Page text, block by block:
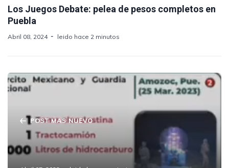
Los Juegos Debate: pelea de pesos completos en
Puebla
Abril 08, 2024 leido hace 2 minutos
POST MAS NUEVO
Encuentra SEDENA y GN toma clandestina
de hidrocarburos en Amozoc.